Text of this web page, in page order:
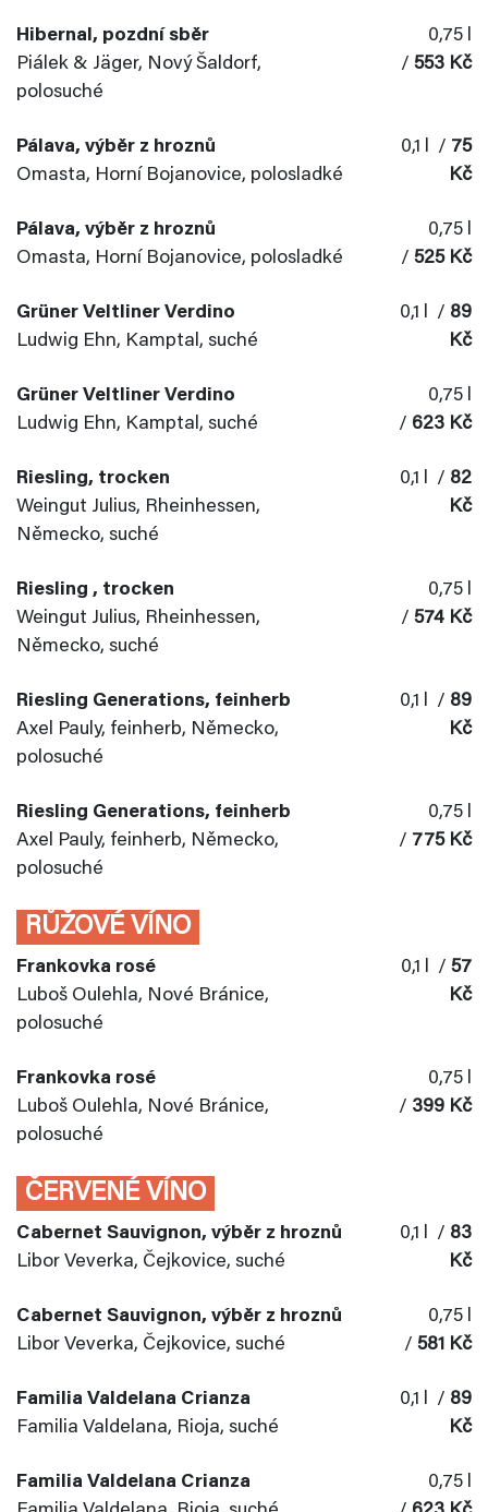
Hibernal, pozdní sběr
Piálek & Jäger, Nový Šaldorf,
polosuché
0,75 l
/ 553 Kč
Pálava, výběr z hroznů
Omasta, Horní Bojanovice, polosladké
0,1 l / 75
Kč
Pálava, výběr z hroznů
Omasta, Horní Bojanovice, polosladké
0,75 l
/ 525 Kč
Grüner Veltliner Verdino
Ludwig Ehn, Kamptal, suché
0,1 l / 89
Kč
Grüner Veltliner Verdino
Ludwig Ehn, Kamptal, suché
0,75 l
/ 623 Kč
Riesling, trocken
Weingut Julius, Rheinhessen,
Německo, suché
0,1 l / 82
Kč
Riesling , trocken
Weingut Julius, Rheinhessen,
Německo, suché
0,75 l
/ 574 Kč
Riesling Generations, feinherb
Axel Pauly, feinherb, Německo,
polosuché
0,1 l / 89
Kč
Riesling Generations, feinherb
Axel Pauly, feinherb, Německo,
polosuché
0,75 l
/ 775 Kč
RŮŽOVÉ VÍNO
Frankovka rosé
Luboš Oulehla, Nové Bránice,
polosuché
0,1 l / 57
Kč
Frankovka rosé
Luboš Oulehla, Nové Bránice,
polosuché
0,75 l
/ 399 Kč
ČERVENÉ VÍNO
Cabernet Sauvignon, výběr z hroznů
Libor Veverka, Čejkovice, suché
0,1 l / 83
Kč
Cabernet Sauvignon, výběr z hroznů
Libor Veverka, Čejkovice, suché
0,75 l
/ 581 Kč
Familia Valdelana Crianza
Familia Valdelana, Rioja, suché
0,1 l / 89
Kč
Familia Valdelana Crianza
0,75 l